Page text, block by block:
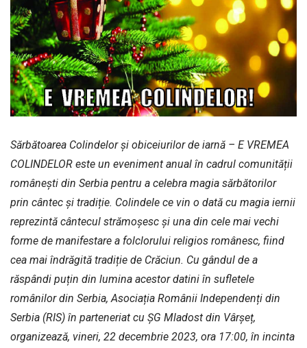
Sărbătoarea Colindelor și obiceiurilor de iarnă – E VREMEA
COLINDELOR este un eveniment anual în cadrul comunității
românești din Serbia pentru a celebra magia sărbătorilor
prin cântec și tradiție. Colindele ce vin o dată cu magia iernii
reprezintă cântecul strămoșesc și una din cele mai vechi
forme de manifestare a folclorului religios românesc, fiind
cea mai îndrăgită tradiție de Crăciun. Cu gândul de a
răspândi puțin din lumina acestor datini în sufletele
românilor din Serbia, Asociația Românii Independenți din
Serbia (RIS) în parteneriat cu ȘG Mladost din Vârşeț,
organizează, vineri, 22 decembrie 2023, ora 17:00, în incinta